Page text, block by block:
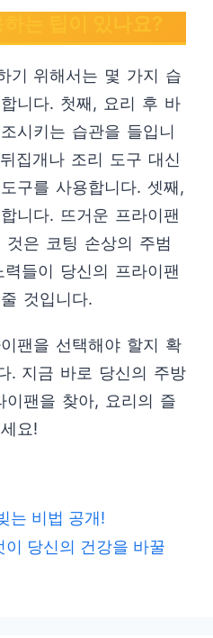
기 위해서는 몇 가지 습
니다. 첫째, 요리 후 바
시키는 습관을 들입니
집개나 조리 도구 대신
구를 사용합니다. 셋째,
니다. 뜨거운 프라이팬
은 코팅 손상의 주범
들이 당신의 프라이팬
것입니다.
팬을 선택해야 할지 확
. 지금 바로 당신의 주방
팬을 찾아, 요리의 즐
요!
는 비법 공개!
당신의 건강을 바꿀